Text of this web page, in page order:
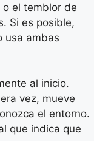
el temblor de
Si es posible,
usa ambas
al inicio.
vez, mueve
el entorno.
que indica que